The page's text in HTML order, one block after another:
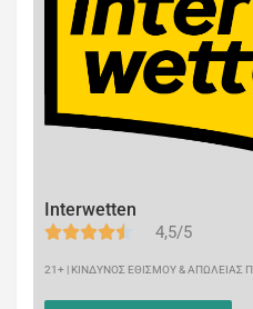
Interwetten
4,5/5
21+ | ΚΙΝΔΥΝΟΣ ΕΘΙΣΜΟΥ & ΑΠΩΛΕΙΑΣ